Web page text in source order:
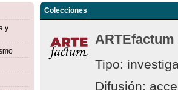
y
Colecciones
ARTEfactum
Tipo:
Difusión: